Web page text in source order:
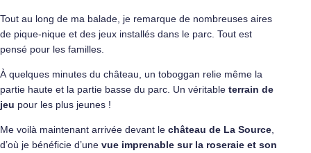
Tout au long de ma balade, je remarque de nombreuses aires
de pique-nique et des jeux installés dans le parc. Tout est
pensé pour les familles.
À quelques minutes du château, un toboggan relie même la
partie haute et la partie basse du parc. Un véritable terrain de
jeu pour les plus jeunes !
Me voilà maintenant arrivée devant le château de La Source
d’où je bénéficie d’une vue imprenable sur la roseraie et son